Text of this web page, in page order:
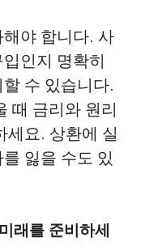
야 합니다. 사
인지 명확히
수 있습니다.
때 금리와 원리
세요. 상환에 실
잃을 수도 있
래를 준비하세